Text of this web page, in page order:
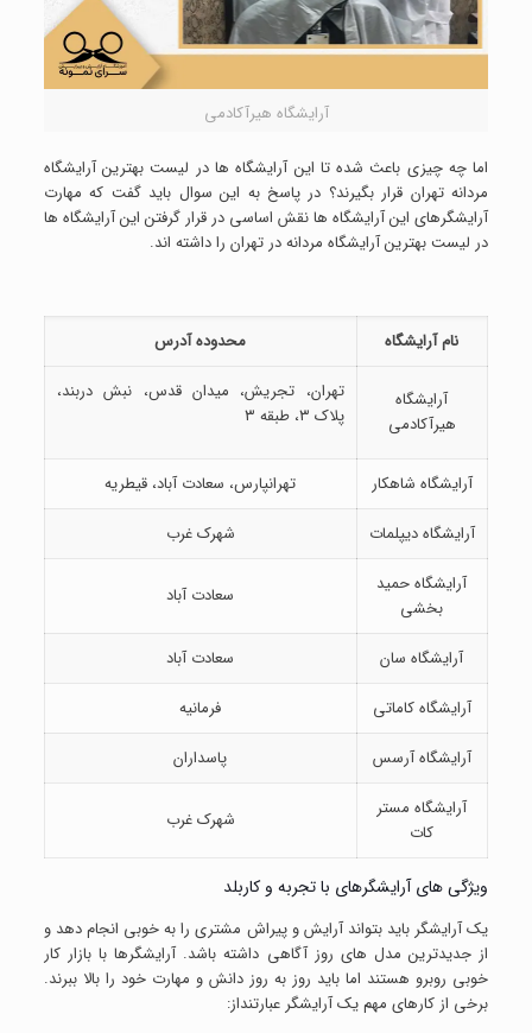
آرایشگاه هیرآکادمی
اما چه چیزی باعث شده تا این آرایشگاه ها در لیست بهترین آرایشگاه
مردانه تهران قرار بگیرند؟ در پاسخ به این سوال باید گفت که مهارت
آرایشگرهای این آرایشگاه ها نقش اساسی در قرار گرفتن این آرایشگاه ها
در لیست بهترین آرایشگاه مردانه در تهران را داشته اند.
نام آرایشگاه محدوده آدرس
آرایشگاه
هیرآکادمی
تهران، تجریش، میدان قدس، نبش دربند،
پلاک ۳، طبقه ۳
آرایشگاه شاهکار
تهرانپارس، سعادت آباد، قیطریه
آرایشگاه دیپلمات
شهرک غرب
آرایشگاه حمید
بخشی
سعادت آباد
آرایشگاه سان
سعادت آباد
آرایشگاه کاماتی
فرمانیه
آرایشگاه آرسس
پاسداران
آرایشگاه مستر
کات
شهرک غرب
ویژگی های آرایشگرهای با تجربه و کاربلد
یک آرایشگر باید بتواند آرایش و پیراش مشتری را به خوبی انجام دهد و
از جدیدترین مدل های روز آگاهی داشته باشد. آرایشگرها با بازار کار
خوبی روبرو هستند اما باید روز به روز دانش و مهارت خود را بالا ببرند.
برخی از کارهای مهم یک آرایشگر عبارتنداز: